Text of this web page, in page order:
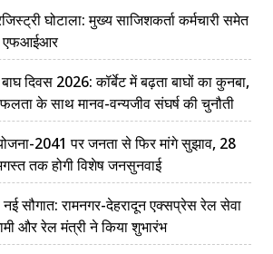
घोटाला: मुख्य साजिशकर्ता कर्मचारी समेत
एफआईआर
दिवस 2026: कॉर्बेट में बढ़ता बाघों का कुनबा,
के साथ मानव-वन्यजीव संघर्ष की चुनौती
2041 पर जनता से फिर मांगे सुझाव, 28
तक होगी विशेष जनसुनवाई
सौगात: रामनगर-देहरादून एक्सप्रेस रेल सेवा
और रेल मंत्री ने किया शुभारंभ